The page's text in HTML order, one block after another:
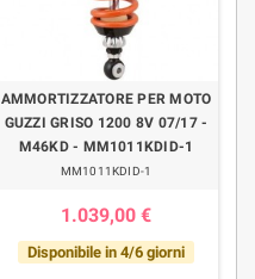
AMMORTIZZATORE PER MOTO
GUZZI GRISO 1200 8V 07/17 -
M46KD - MM1011KDID-1
MM1011KDID-1
1.039,00 €
Disponibile in 4/6 giorni